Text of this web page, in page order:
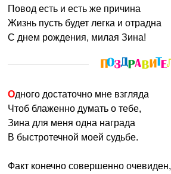
Повод есть и есть же причина
Жизнь пусть будет легка и отрадна
С днем рождения, милая Зина!
Одного достаточно мне взгляда
Чтоб блаженно думать о тебе,
Зина для меня одна награда
В быстротечной моей судьбе.
Факт конечно совершенно очевиден,